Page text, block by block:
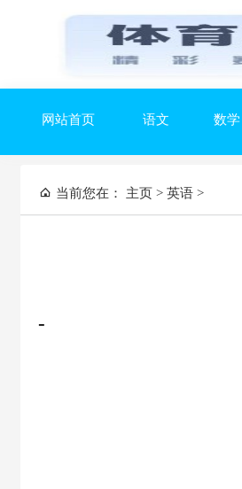
网站首页 语文 数学
当前您在： 主页 > 英语 >
-